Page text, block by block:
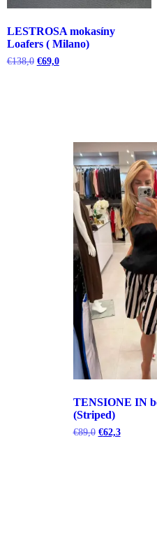
LESTROSA mokasíny
Loafers ( Milano)
€138,0 Pôvodná
€69,0Aktuálna
TENSIONE IN
(Striped)
€89,0 Pôvodná
€62,3Aktuálna